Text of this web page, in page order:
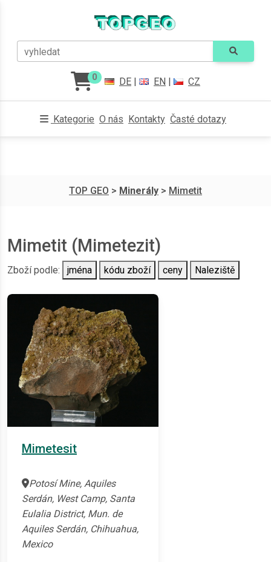
vyhledat
0 DE | EN | CZ
Kategorie O nás Kontakty Časté dotazy
TOP GEO > Minerály > Mimetit
Mimetit (Mimetezit)
Zboží podle: jména kódu zboží ceny Naleziště
Mimetesit
Potosí Mine, Aquiles
Serdán, West Camp, Santa
Eulalia District, Mun. de
Aquiles Serdán, Chihuahua,
Mexico